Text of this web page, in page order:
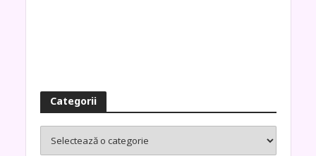
Categorii